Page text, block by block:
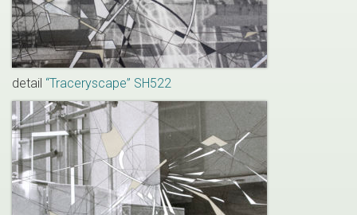
detail “Traceryscape” SH522